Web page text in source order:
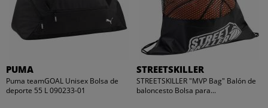
PUMA
Puma teamGOAL Unisex Bolsa de
deporte 55 L 090233-01
STREETSKILLER
STREETSKILLER "MVP Bag" Balón de
baloncesto Bolsa para...